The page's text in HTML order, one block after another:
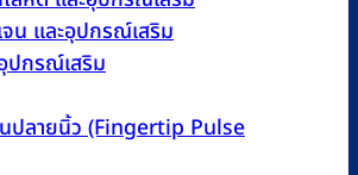
น และอุปกรณ์เสริม
ปกรณ์เสริม
ปลายนิ้ว (Fingertip Pulse